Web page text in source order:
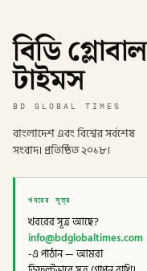
বিডি গ্লোবাল
টাইমস
BD GLOBAL TIMES
বাংলাদেশ এবং বিশ্বের সর্বশেষ
সংবাদ। প্রতিষ্ঠিত ২০১৮।
খবরের সূত্র
খবরের সূত্র আছে?
info@bdglobaltimes.com
-এ পাঠান — আমরা